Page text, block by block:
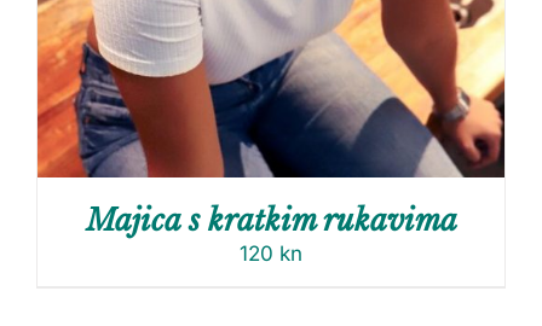
Majica s kratkim rukavima
120 kn